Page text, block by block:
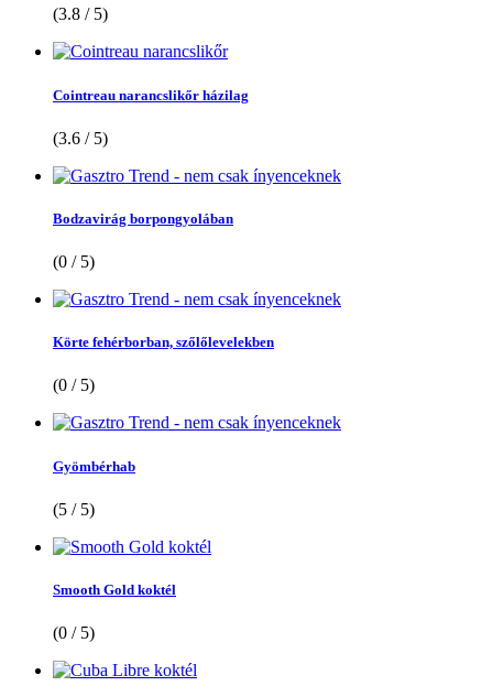
(3.8 / 5)
Cointreau narancslikőr házilag
(3.6 / 5)
Bodzavirág borpongyolában
(0 / 5)
Körte fehérborban, szőlőlevelekben
(0 / 5)
Gyömbérhab
(5 / 5)
Smooth Gold koktél
(0 / 5)